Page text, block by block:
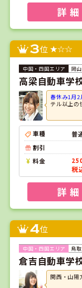
詳 細
3位
岡
高梁自動車学
春休み1月2
テル以上の
車種
普
割引
料金
税
詳 細
4位
鳥
倉吉自動車学
関西・山陽